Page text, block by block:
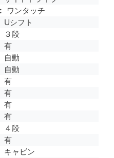
ワンタッチ
Uシフト
３段
有
自動
自動
有
有
有
有
４段
有
キャビン